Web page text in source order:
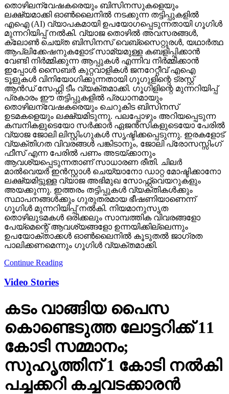
തൊഴിലന്വേഷകരെയും ബിസിനസുകളെയും
ലക്ഷ്യമാക്കി ഓണ്‍ലൈനില്‍ നടക്കുന്ന തട്ടിപ്പുകളില്‍
എഐ (AI) വ്യാപകമായി ഉപയോഗപ്പെടുന്നതായി ഗൂഗിള്‍
മുന്നറിയിപ്പ് നല്‍കി. വ്യാജ തൊഴില്‍ അവസരങ്ങള്‍,
ക്ലോണ്‍ ചെയ്ത ബിസിനസ് വെബ്‌സൈറ്റുരള്‍, യഥാര്‍ത്ഥ
ആപ്ലിക്കേഷനുകളോട് സാമ്യമുള്ള കബളിപ്പിക്കാന്‍
വേണ്ടി നിര്‍മ്മിക്കുന്ന ആപ്പുകള്‍ എന്നിവ നിര്‍മ്മിക്കാന്‍
ഇപ്പോള്‍ സൈബര്‍ കുറ്റവാളികള്‍ ജനറേറ്റീവ് എഐ
ടൂളുകള്‍ വിനിയോഗിക്കുന്നതായി ഗൂഗുളിന്റെ ട്രസ്റ്റ്
ആന്‍ഡ് സേഫ്റ്റി ടീം വ്യക്തമാക്കി. ഗൂഗിളിന്റെ മുന്നറിയിപ്പ്
പ്രകാരം ഈ തട്ടിപ്പുകളില്‍ പ്രധാനമായും
തൊഴിലന്വേഷകരെയും ചെറുകിട ബിസിനസ്
ഉടമകളെയും ലക്ഷ്യമിടുന്നു. പലപ്പോഴും അറിയപ്പെടുന്ന
കമ്പനികളുടെയോ സര്‍ക്കാര്‍ ഏജന്‍സികളുടെയോ പേരില്‍
വ്യാജ ജോലി ലിസ്റ്റിംഗുകള്‍ സൃഷ്ടിക്കപ്പെടുന്നു. ഇരകളോട്
വ്യക്തിഗത വിവരങ്ങള്‍ പങ്കിടാനും, ജോലി പ്രോസസ്സിംഗ്
ഫീസ് എന്ന പേരില്‍ പണം അടയ്ക്കാനും
ആവശ്യപ്പെടുന്നതാണ് സാധാരണ രീതി. ചിലര്‍
മാല്‍വെയര്‍ ഇന്‍സ്റ്റാള്‍ ചെയ്യാനോ ഡാറ്റ മോഷ്ടിക്കാനോ
ലക്ഷ്യമിട്ടുള്ള വ്യാജ അഭിമുഖ സോഫ്റ്റ്‌വെയറുകളും
അയക്കുന്നു. ഇത്തരം തട്ടിപ്പുകള്‍ വ്യക്തികള്‍ക്കും
സ്ഥാപനങ്ങള്‍ക്കും ഗുരുതരമായ ഭീഷണിയാണെന്ന്
ഗൂഗിള്‍ മുന്നറിയിപ്പ് നല്‍കി. നിയമാനുസൃത
തൊഴിലുടമകള്‍ ഒരിക്കലും സാമ്പത്തിക വിവരങ്ങളോ
പേയ്‌മെന്റെ് ആവശ്യങ്ങളോ ഉന്നയിക്കില്ലെന്നും
ഉപയോക്താക്കള്‍ ഓണ്‍ലൈനില്‍ കൂടുതല്‍ ജാഗ്രത
പാലിക്കണമെന്നും ഗൂഗിള്‍ വ്യക്തമാക്കി.
Continue Reading
Video Stories
കടം വാങ്ങിയ പൈസ
കൊണ്ടെടുത്ത ലോട്ടറിക്ക് 11
കോടി സമ്മാനം;
സുഹൃത്തിന് 1 കോടി നല്‍കി
പച്ചക്കറി കച്ചവടക്കാരന്‍